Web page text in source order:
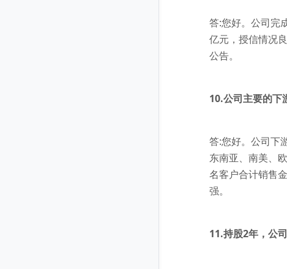
答:您好。公司完
亿元，授信情况
公告。
10.公司主要的下
答:您好。公司下
东南亚、南美、
名客户合计销售
强。
11.持股2年，公